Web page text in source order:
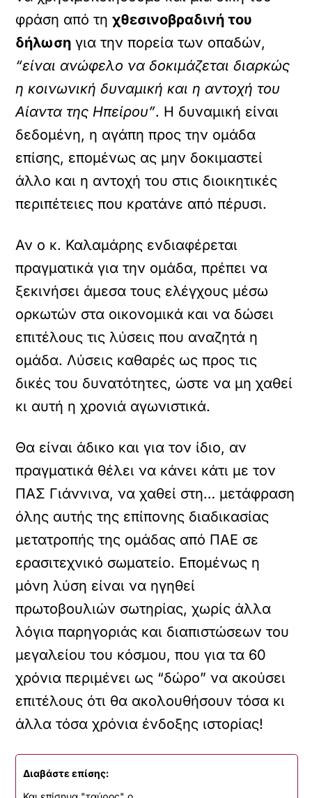
φράση από τηχθεσινοβραδινή του
δήλωση για την πορεία των οπαδών,
“είναι ανώφελο να δοκιμάζεται διαρκώς
η κοινωνική δυναμική και η αντοχή του
Αίαντα της Ηπείρου”. Η δυναμική είναι
δεδομένη, η αγάπη προς την ομάδα
επίσης, επομένως ας μην δοκιμαστεί
άλλο και η αντοχή του στις διοικητικές
περιπέτειες που κρατάνε από πέρυσι.
Αν ο κ. Καλαμάρης ενδιαφέρεται
πραγματικά για την ομάδα, πρέπει να
ξεκινήσει άμεσα τους ελέγχους μέσω
ορκωτών στα οικονομικά και να δώσει
επιτέλους τις λύσεις που αναζητά η
ομάδα. Λύσεις καθαρές ως προς τις
δικές του δυνατότητες, ώστε να μη χαθεί
κι αυτή η χρονιά αγωνιστικά.
Θα είναι άδικο και για τον ίδιο, αν
πραγματικά θέλει να κάνει κάτι με τον
ΠΑΣ Γιάννινα, να χαθεί στη… μετάφραση
όλης αυτής της επίπονης διαδικασίας
μετατροπής της ομάδας από ΠΑΕ σε
ερασιτεχνικό σωματείο. Επομένως η
μόνη λύση είναι να ηγηθεί
πρωτοβουλιών σωτηρίας, χωρίς άλλα
λόγια παρηγοριάς και διαπιστώσεων του
μεγαλείου του κόσμου, που για τα 60
χρόνια περιμένει ως “δώρο” να ακούσει
επιτέλους ότι θα ακολουθήσουν τόσα κι
άλλα τόσα χρόνια ένδοξης ιστορίας!
Διαβάστε επίσης: